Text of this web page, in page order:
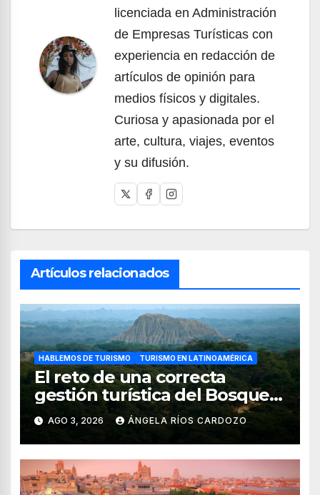
licenciada en Administración
de Empresas Turísticas con
experiencia en redacción de
artículos de opinión para
medios físicos y digitales.
Curiosa y apasionada por el
arte, cultura, viajes, eventos
y su difusión.
Artículos relacionados
HABLEMOS DE TURISMO TURISMO EN LATINOAMÉRICA
El reto de una correcta
gestión turística del Bosque
de Pomac (en Perú)
AGO 3, 2026 ÁNGELA RÍOS CARDOZO